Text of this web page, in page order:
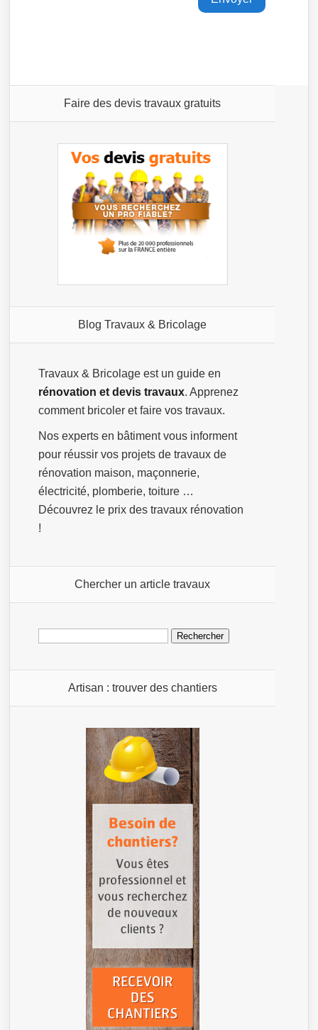
Faire des devis travaux gratuits
Blog Travaux & Bricolage
Travaux & Bricolage est un guide en
rénovation et devis travaux. Apprenez
comment bricoler et faire vos travaux.
Nos experts en bâtiment vous informent
pour réussir vos projets de travaux de
rénovation maison, maçonnerie,
électricité, plomberie, toiture …
Découvrez le prix des travaux rénovation
!
Chercher un article travaux
Rechercher :
Artisan : trouver des chantiers